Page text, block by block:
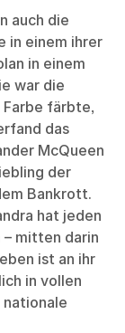
auch die
in einem ihrer
in einem
war die
Farbe färbte,
das
McQueen
der
Bankrott.
hat jeden
mitten darin
ist an ihr
in vollen